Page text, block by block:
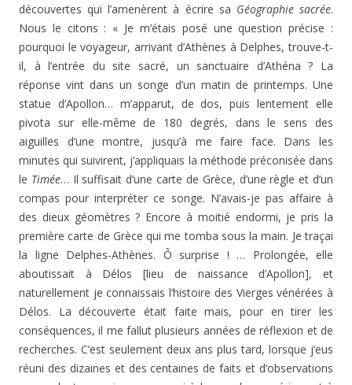
découvertes qui l’amenèrent à écrire sa Géographie sacrée.
Nous le citons : « Je m’étais posé une question précise :
pourquoi le voyageur, arrivant d’Athènes à Delphes, trouve-t-
il, à l’entrée du site sacré, un sanctuaire d’Athéna ? La
réponse vint dans un songe d’un matin de printemps. Une
statue d’Apollon… m’apparut, de dos, puis lentement elle
pivota sur elle-même de 180 degrés, dans le sens des
aiguilles d’une montre, jusqu’à me faire face. Dans les
minutes qui suivirent, j’appliquais la méthode préconisée dans
le Timée… Il suffisait d’une carte de Grèce, d’une règle et d’un
compas pour interpréter ce songe. N’avais-je pas affaire à
des dieux géomètres ? Encore à moitié endormi, je pris la
première carte de Grèce qui me tomba sous la main. Je traçai
la ligne Delphes-Athènes. Ô surprise ! … Prolongée, elle
aboutissait à Délos [lieu de naissance d’Apollon], et
naturellement je connaissais l’histoire des Vierges vénérées à
Délos. La découverte était faite mais, pour en tirer les
conséquences, il me fallut plusieurs années de réflexion et de
recherches. C’est seulement deux ans plus tard, lorsque j’eus
réuni des dizaines et des centaines de faits et d’observations